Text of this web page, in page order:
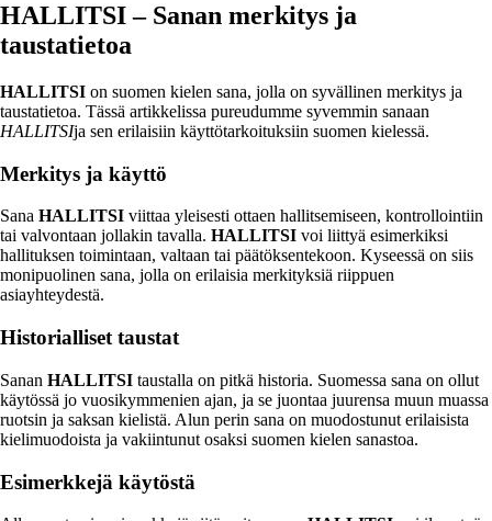
HALLITSI – Sanan merkitys ja
taustatietoa
HALLITSI on suomen kielen sana, jolla on syvällinen merkitys ja
taustatietoa. Tässä artikkelissa pureudumme syvemmin sanaan
HALLITSIja sen erilaisiin käyttötarkoituksiin suomen kielessä.
Merkitys ja käyttö
Sana HALLITSI viittaa yleisesti ottaen hallitsemiseen, kontrollointiin
tai valvontaan jollakin tavalla. HALLITSI voi liittyä esimerkiksi
hallituksen toimintaan, valtaan tai päätöksentekoon. Kyseessä on siis
monipuolinen sana, jolla on erilaisia merkityksiä riippuen
asiayhteydestä.
Historialliset taustat
Sanan HALLITSI taustalla on pitkä historia. Suomessa sana on ollut
käytössä jo vuosikymmenien ajan, ja se juontaa juurensa muun muassa
ruotsin ja saksan kielistä. Alun perin sana on muodostunut erilaisista
kielimuodoista ja vakiintunut osaksi suomen kielen sanastoa.
Esimerkkejä käytöstä